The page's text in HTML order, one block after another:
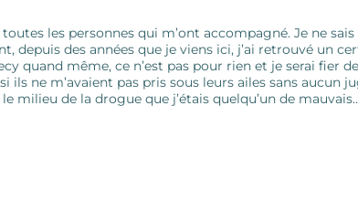
les personnes qui m’ont accompagné. Je ne
depuis des années que je viens ici, j’ai retrouvé un
quand même, ce n’est pas pour rien et je serai fier
ils ne m’avaient pas pris sous leurs ailes sans aucun
milieu de la drogue que j’étais quelqu’un de